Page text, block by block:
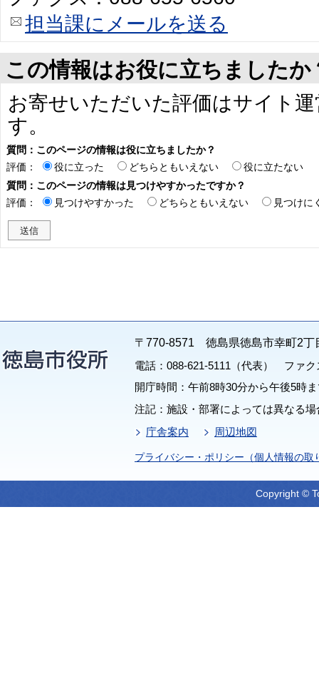
担当課にメールを送る
この情報はお役に立ちましたか
お寄せいただいた評価はサイト
す。
質問：このページの情報は役に立ちましたか？
評価：
役に立った どちらともいえない
役に立たない
質問：このページの情報は見つけやすかったですか？
評価：
見つけやすかった どちらともいえない 見つけに
〒770-8571 徳島県徳島市幸町2丁
電話：088-621-5111（代表） ファク
開庁時間：午前8時30分から午後5時
注記：施設・部署によっては異なる
庁舎案内
周辺地図
プライバシー・ポリシー（個人情報の取
Copyright ©